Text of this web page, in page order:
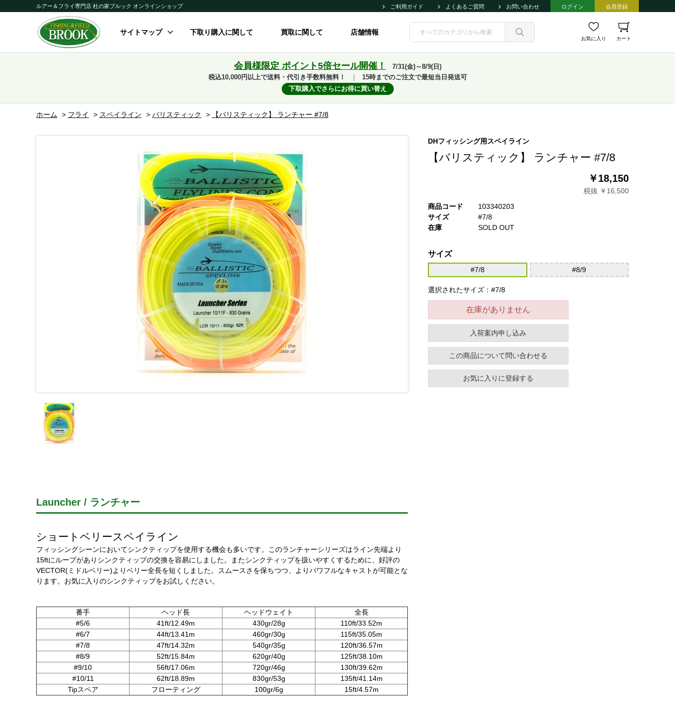
ルアー＆フライ専門店 杜の家ブルック オンラインショップ ご利用ガイド よくあるご質問 お問い合わせ ログイン 会員登録
サイトマップ 下取り購入に関して 買取に関して 店舗情報
お気に入り カート
会員様限定 ポイント5倍セール開催！
7/31(金)～8/9(日)
税込10,000円以上で送料・代引き手数料無料！
15時までのご注文で最短当日発送可
下取購入でさらにお得に買い替え
ホーム > フライ > スペイライン > バリスティック > 【バリスティック】 ランチャー #7/8
Launcher / ランチャー
ショートベリースペイライン
フィッシングシーンにおいてシンクティップを使用する機会も多いです。このランチャーシリーズはライン先端より
15ftにループがありシンクティップの交換を容易にしました。またシンクティップを扱いやすくするために、好評の
VECTOR(ミドルベリー)よりベリー全長を短くしました。スムースさを保ちつつ、よりパワフルなキャストが可能とな
ります。お気に入りのシンクティップをお試しください。
番手 ヘッド長 ヘッドウェイト
全長
#5/6
41ft/12.49m 430gr/28g
110ft/33.52m
#6/7
44ft/13.41m 460gr/30g
115ft/35.05m
#7/8
47ft/14.32m 540gr/35g
120ft/36.57m
#8/9
52ft/15.84m 620gr/40g
125ft/38.10m
#9/10
56ft/17.06m 720gr/46g
130ft/39.62m
#10/11
62ft/18.89m 830gr/53g
135ft/41.14m
Tipスペア
フローティング 100gr/6g 15ft/4.57m
DHフィッシング用スペイライン
【バリスティック】 ランチャー #7/8
￥18,150
税抜 ￥16,500
商品コード
103340203
サイズ
#7/8
在庫
SOLD OUT
サイズ
#7/8 #8/9
選択されたサイズ：#7/8
在庫がありません
入荷案内申し込み
この商品について問い合わせる
お気に入りに登録する